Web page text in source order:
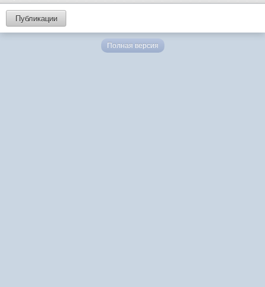
Публикации
Полная версия